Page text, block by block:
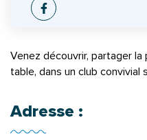
Facebook
Venez découvrir, partager la
table, dans un club
Adresse :